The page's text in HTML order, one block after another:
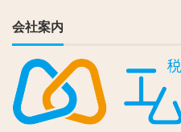
会社案内